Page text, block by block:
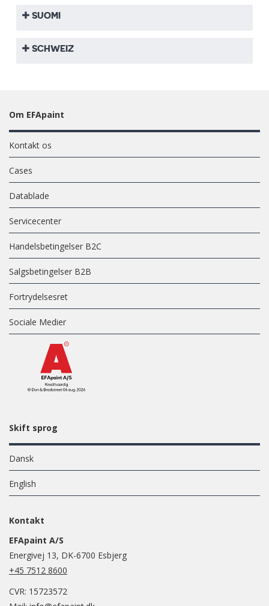
SUOMI
SCHWEIZ
Om EFApaint
Kontakt os
Cases
Datablade
Servicecenter
Handelsbetingelser B2C
Salgsbetingelser B2B
Fortrydelsesret
Sociale Medier
Skift sprog
Dansk
English
Kontakt
EFApaint A/S
Energivej 13, DK-6700 Esbjerg
+45 7512 8600
CVR: 15723572